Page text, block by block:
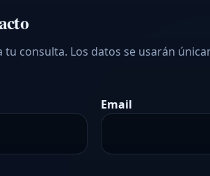
tu consulta. Los datos se usarán
Email